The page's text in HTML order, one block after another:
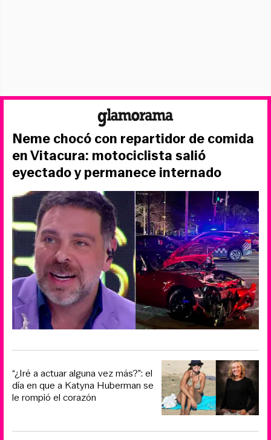
Neme chocó con repartidor de comida
en Vitacura: motociclista salió
eyectado y permanece internado
“¿Iré a actuar alguna vez más?”: el
día en que a Katyna Huberman se
le rompió el corazón